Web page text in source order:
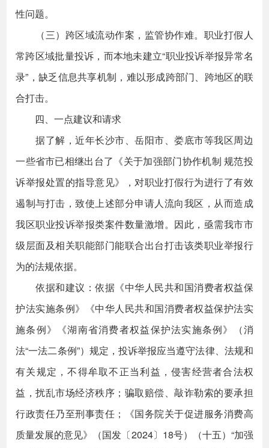
性问题。
（三）跨区域流动作案，监管协作难。职业打假人
常跨区域批量投诉，而本地未建立“职业投诉举报异常名
录”，缺乏信息共享机制，难以形成跨部门、跨地区的联
合打击。
四、一点建议和请求
据了解，近年长沙市、岳阳市、娄底市等我区周边
一些省市已相继出台了《关于加强部门协作机制 规范投
诉举报处置的指导意见》，对职业打假行为进行了有效
遏制与打击，致使上述部分申请人流向我区，从而造成
我区职业投诉举报类案件数量激增。因此，亟需我市市
级层面及相关职能部门能联合出台打击该类职业举报行
为的法规依据。
依据和建议：依据《中华人民共和国消费者权益保
护法实施条例》《中华人民共和国消费者权益保护法实
施条例》《湖南省消费者权益保护法实施条例》（消
法“一法二条例”）规定，投诉举报应当遵守法律、法规和
有关规定，不得牟取不正当利益，侵害经营者合法权
益，扰乱市场经济秩序；骗取赔偿、敲诈勒索的要承担
行政责任乃至刑事责任；《国务院关于促进服务消费高
质量发展的意见》（国发〔2024〕18号）（十五）“加强